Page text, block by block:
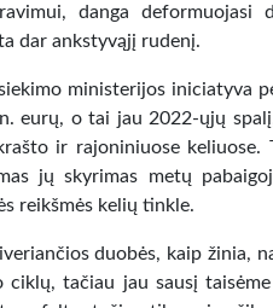
danga
dar ankstyvąjį rudenį.
ministerijos iniciatyva
eurų, o tai jau 2022-ųjų
ir rajoniniuose
jų skyrimas metų
reikšmės kelių tinkle.
duobės, kaip žinia,
ciklų, tačiau jau sausį